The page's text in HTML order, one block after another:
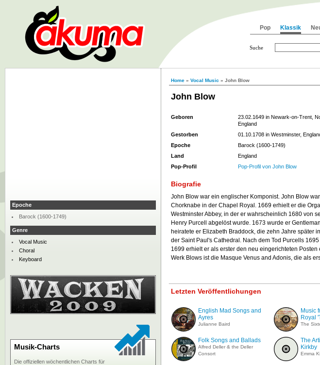
Home » Vocal Music » John Blow
John Blow
Geboren
23.02.1649 in Newark-on-Trent,
England
Gestorben
01.10.1708 in Westminster,
Epoche
Barock (1600-1749)
Land
England
Pop-Profil
Pop-Profil von John Blow
Biografie
John Blow war ein englischer Komponist. John Blow
Chorknabe in der Chapel Royal. 1669 erhielt er die
Westminster Abbey, in der er wahrscheinlich 1680 von
Henry Purcell abgelöst wurde. 1673 wurde er
heiratete er Elizabeth Braddock, die zehn Jahre später
der Saint Paul's Cathedral. Nach dem Tod Purcells
1699 erhielt er als erster den neu eingerichteten
Werk Blows ist die Masque Venus and Adonis, die als
Letzten Veröffentlichungen
English Mad Songs and
Ayres
Julianne Baird
Music
Royal
The
Folk Songs and Ballads
Alfred Deller & the Deller
Consort
The
Kirkby
Emma
Epoche
Barock (1600-1749)
Genre
Vocal Music
Choral
Keyboard
Musik-Charts
Die offiziellen wöchentlichen Charts für
Pop Klassik
Suche